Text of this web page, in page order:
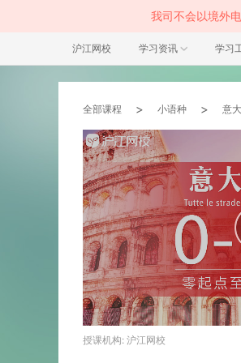
我司不会以境外
沪江网校 学习资讯 学习
全部课程 > 小语种 > 意
授课机构: 沪江网校